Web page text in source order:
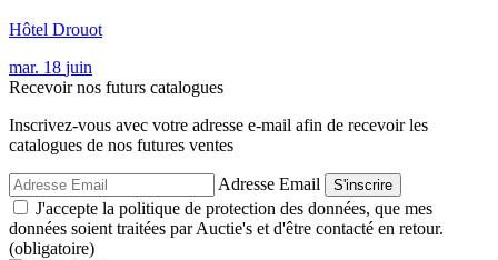
Hôtel Drouot
mar. 18 juin
Recevoir nos futurs catalogues
Inscrivez-vous avec votre adresse e-mail afin de recevoir les
catalogues de nos futures ventes
Adresse Email S'inscrire
J'accepte la politique de protection des données, que mes
données soient traitées par Auctie's et d'être contacté en retour.
(obligatoire)